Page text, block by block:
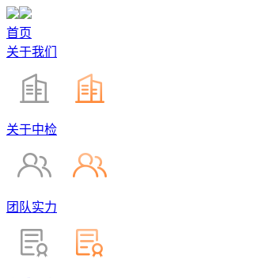
首页
关于我们
关于中检
团队实力